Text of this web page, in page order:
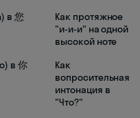
в 您
Как протяжное
"и-и-и" на одной
высокой ноте
в 你
Как
вопросительная
интонация в
"Что?"